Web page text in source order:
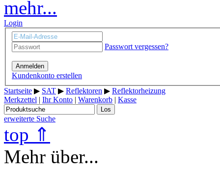
mehr...
Login
Passwort vergessen?
Anmelden
Kundenkonto erstellen
Startseite ▶ SAT ▶ Reflektoren ▶ Reflektorheizung
Merkzettel | Ihr Konto | Warenkorb | Kasse
Los
erweiterte Suche
top ⇑
Mehr über...